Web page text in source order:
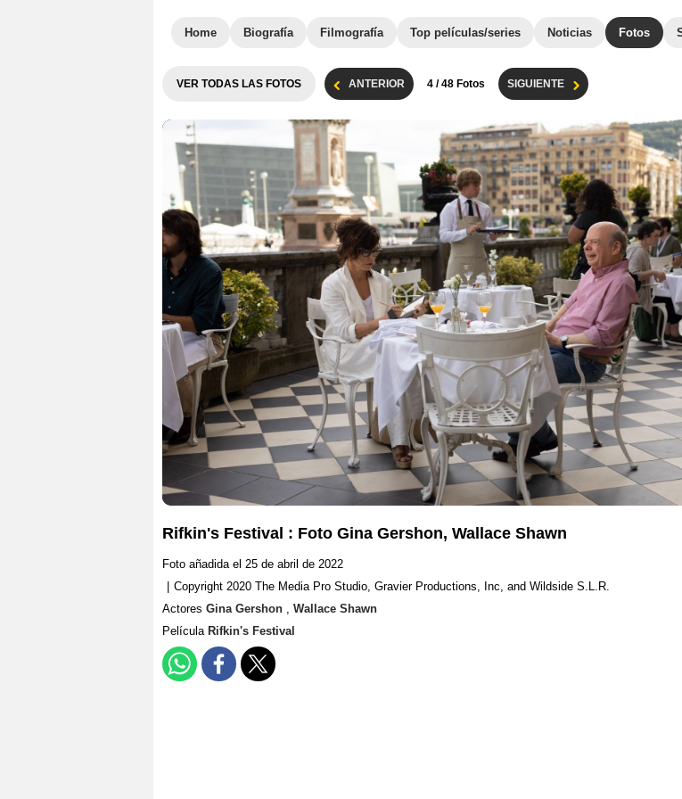
Home Biografía Filmografía Top películas/series Noticias Fotos
VER TODAS LAS FOTOS ANTERIOR 4 / 48 Fotos SIGUIENTE
Rifkin's Festival : Foto Gina Gershon, Wallace Shawn
Foto añadida el 25 de abril de 2022
Copyright 2020 The Media Pro Studio, Gravier Productions, Inc, and Wildside S.L.R.
Actores Gina Gershon , Wallace Shawn
Película Rifkin's Festival